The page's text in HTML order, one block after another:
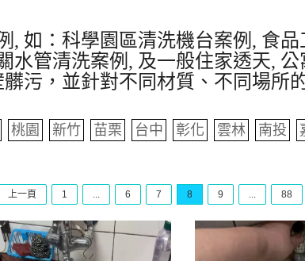
, 如：科學園區清洗機台案例, 食
水管清洗案例, 及一般住家透天,
污，並針對不同材質、不同場所
桃園 新竹 苗栗 台中 彰化 雲林 南投
上一頁 1 ... 6 7 8 9 ... 88